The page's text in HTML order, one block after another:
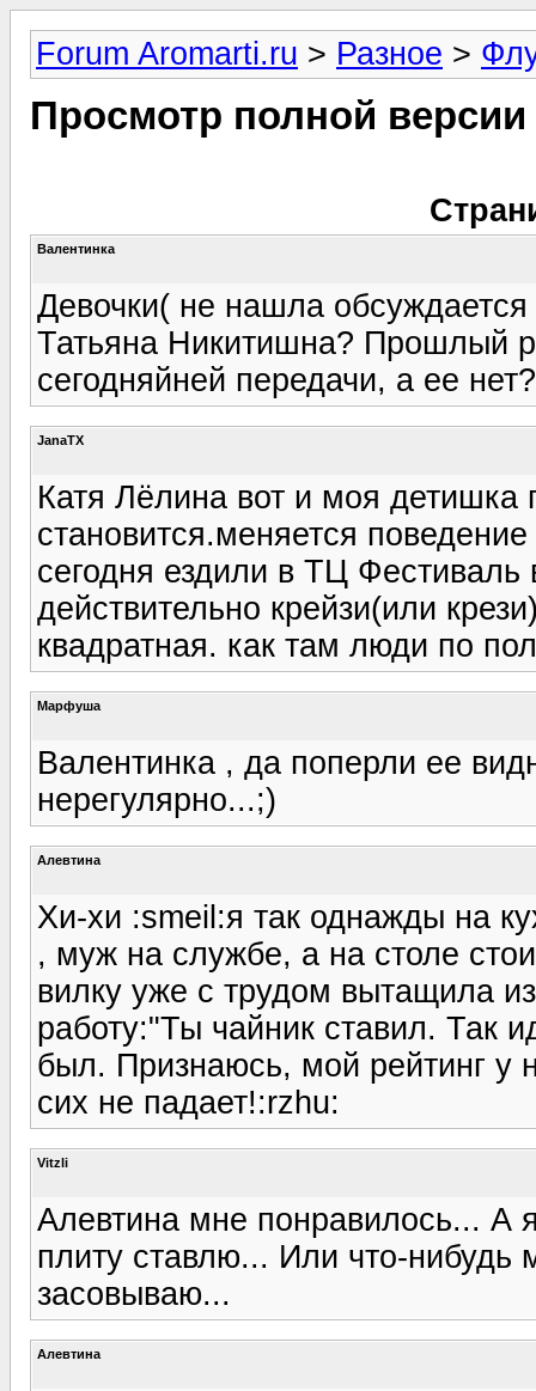
Forum Aromarti.ru > Разное >
Просмотр полной
Валентинка
Девочки( не нашла
Татьяна Никитишна? Прошлый
сегодняйней передачи, а ее
JanaTX
Катя Лёлина вот и моя детишка
становится.меняется
сегодня ездили в ТЦ
действительно крейзи(или
квадратная. как там люди по
Марфуша
Валентинка , да поперли ее
нерегулярно...;)
Алевтина
Хи-хи :smeil:я так однажды на
, муж на службе, а на столе
вилку уже с трудом вытащила
работу:"Ты чайник ставил. Так
был. Признаюсь, мой рейтинг у
сих не падает!:rzhu:
Vitzli
Алевтина мне понравилось... А
плиту ставлю... Или что-нибудь
засовываю...
Алевтина